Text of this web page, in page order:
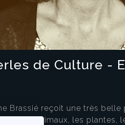
de Culture -
Brassié reçoit une très
: les animaux, les